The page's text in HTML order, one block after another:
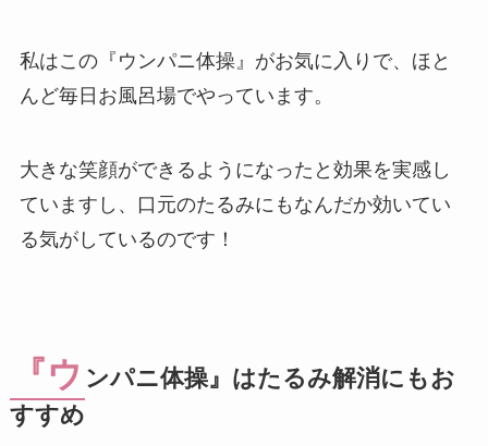
私はこの『ウンパニ体操』がお気に入りで、ほと
んど毎日お風呂場でやっています。
大きな笑顔ができるようになったと効果を実感し
ていますし、口元のたるみにもなんだか効いてい
る気がしているのです！
『ウ ンパニ体操』はたるみ解消にもお
すすめ